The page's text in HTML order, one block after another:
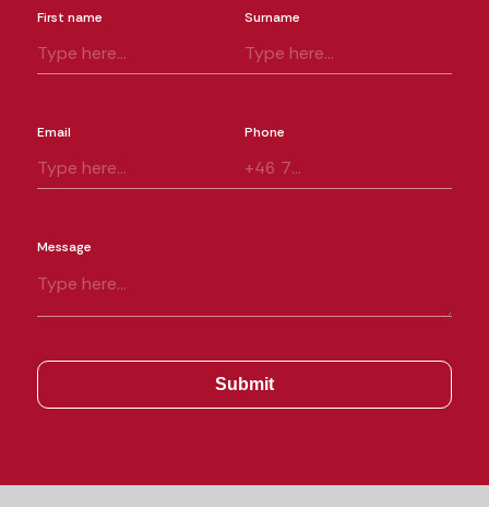
First name Surname
Email Phone
Message